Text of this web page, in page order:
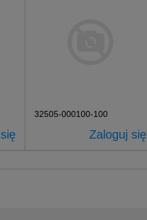
32505-000100-100
Zaloguj się